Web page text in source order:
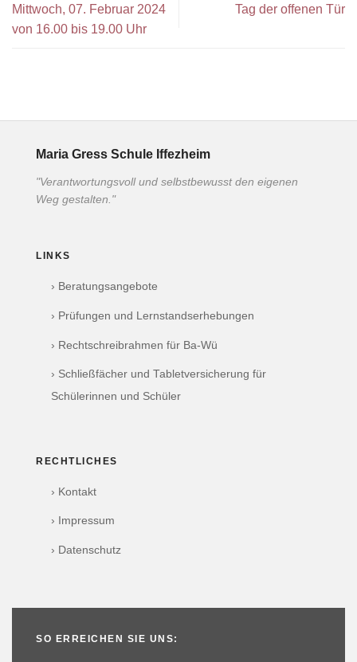
Mittwoch, 07. Februar 2024
von 16.00 bis 19.00 Uhr
Tag der offenen Tür
Maria Gress Schule Iffezheim
"Verantwortungsvoll und selbstbewusst den eigenen
Weg gestalten."
LINKS
› Beratungsangebote
› Prüfungen und Lernstandserhebungen
› Rechtschreibrahmen für Ba-Wü
› Schließfächer und Tabletversicherung für
Schülerinnen und Schüler
RECHTLICHES
› Kontakt
› Impressum
› Datenschutz
SO ERREICHEN SIE UNS: